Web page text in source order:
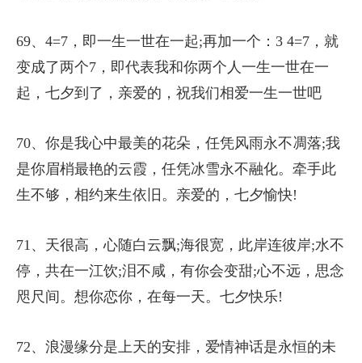
69、4=7，即一生一世在一起;再加一个：3 4=7，就
变成了两个7，即代表我和你两个人一生一世在一
起，七夕到了，亲爱的，祝我们相爱一生一世吧
70、你是我心中最美的花朵，任凭风雨永不凋落;我
是你眉梢最艳的云霞，任凭冰雪永不融化。牵手此
生不够，相约来生依旧。亲爱的，七夕愉快!
71、天很高，心随白云飘;海很宽，此岸连彼岸;水不
停，共在一江饮;泪不咸，有你会变甜;心不远，思念
咫尺间。想你恋你，在每一天。七夕快乐!
72、浪漫缘分是上天的安排，爱情神话是永恒的未